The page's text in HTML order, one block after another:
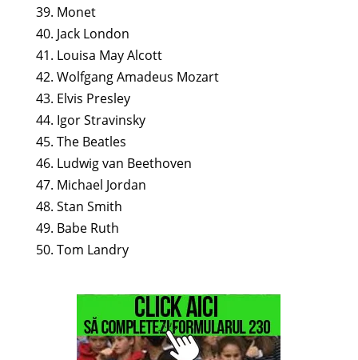
39. Monet
40. Jack London
41. Louisa May Alcott
42. Wolfgang Amadeus Mozart
43. Elvis Presley
44. Igor Stravinsky
45. The Beatles
46. Ludwig van Beethoven
47. Michael Jordan
48. Stan Smith
49. Babe Ruth
50. Tom Landry